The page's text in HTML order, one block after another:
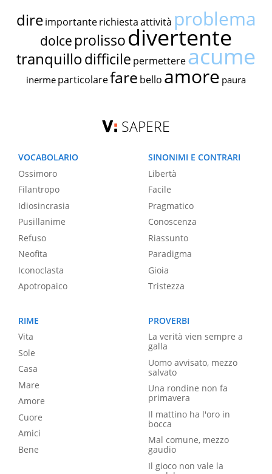
dire importante richiestaattività problema
dolce prolissodivertente
tranquillodifficile permettereacume
inerme particolarefare bello amore paura
SAPERE
VOCABOLARIO
Ossimoro
Filantropo
Idiosincrasia
Pusillanime
Refuso
Neofita
Iconoclasta
Apotropaico
SINONIMI E CONTRARI
Libertà
Facile
Pragmatico
Conoscenza
Riassunto
Paradigma
Gioia
Tristezza
RIME
Vita
Sole
Casa
Mare
Amore
Cuore
Amici
Bene
PROVERBI
La verità vien sempre a
galla
Uomo avvisato, mezzo
salvato
Una rondine non fa
primavera
Il mattino ha l'oro in
bocca
Mal comune, mezzo
gaudio
Il gioco non vale la